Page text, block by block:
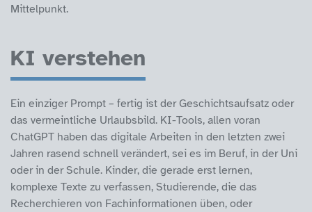
Mittelpunkt.
KI verstehen
Ein einziger Prompt – fertig ist der Geschichtsaufsatz oder
das vermeintliche Urlaubsbild. KI-Tools, allen voran
ChatGPT haben das digitale Arbeiten in den letzten zwei
Jahren rasend schnell verändert, sei es im Beruf, in der Uni
oder in der Schule. Kinder, die gerade erst lernen,
komplexe Texte zu verfassen, Studierende, die das
Recherchieren von Fachinformationen üben, oder